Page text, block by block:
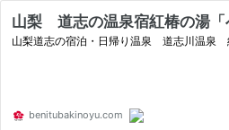
山梨 道志の温泉宿紅椿の湯「
山梨道志の宿泊・日帰り温泉 道志川温泉
benitubakinoyu.com